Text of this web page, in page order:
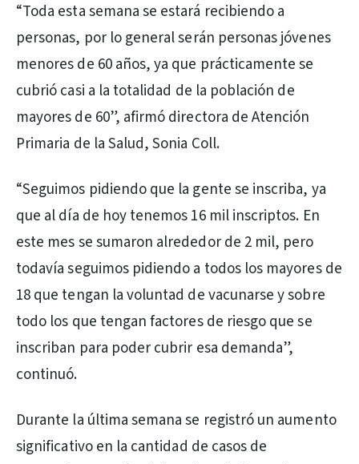
“Toda esta semana se estará recibiendo a
personas, por lo general serán personas jóvenes
menores de 60 años, ya que prácticamente se
cubrió casi a la totalidad de la población de
mayores de 60”, afirmó directora de Atención
Primaria de la Salud, Sonia Coll.
“Seguimos pidiendo que la gente se inscriba, ya
que al día de hoy tenemos 16 mil inscriptos. En
este mes se sumaron alrededor de 2 mil, pero
todavía seguimos pidiendo a todos los mayores de
18 que tengan la voluntad de vacunarse y sobre
todo los que tengan factores de riesgo que se
inscriban para poder cubrir esa demanda”,
continuó.
Durante la última semana se registró un aumento
significativo en la cantidad de casos de